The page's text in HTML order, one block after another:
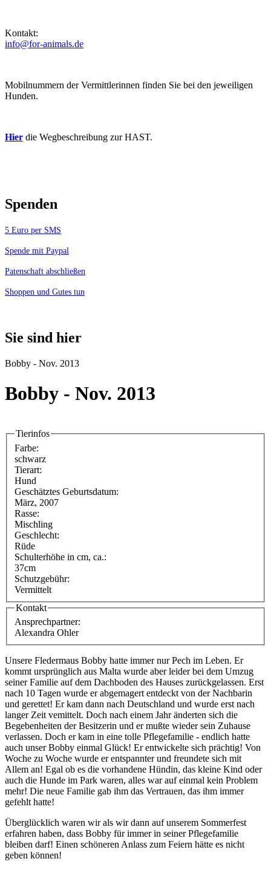
Kontakt:
info@for-animals.de
Mobilnummern der Vermittlerinnen finden Sie bei den jeweiligen
Hunden.
Hier die Wegbeschreibung zur HAST.
Spenden
5 Euro per SMS
Spende mit Paypal
Patenschaft abschließen
Shoppen und Gutes tun
Sie sind hier
Bobby - Nov. 2013
Bobby - Nov. 2013
Tierinfos
Farbe:
schwarz
Tierart:
Hund
Geschätztes Geburtsdatum:
März, 2007
Rasse:
Mischling
Geschlecht:
Rüde
Schulterhöhe in cm, ca.:
37cm
Schutzgebühr:
Vermittelt
Kontakt
Ansprechpartner:
Alexandra Ohler
Unsere Fledermaus Bobby hatte immer nur Pech im Leben. Er
kommt ursprünglich aus Malta wurde aber leider bei dem Umzug
seiner Familie auf dem Dachboden des Hauses zurückgelassen. Erst
nach 10 Tagen wurde er abgemagert entdeckt von der Nachbarin
und gerettet! Er kam dann nach Deutschland und wurde erst nach
langer Zeit vemittelt. Doch nach einem Jahr änderten sich die
Begebenheiten der Besitzerin und er mußte wieder sein Zuhause
verlassen. Doch er kam in eine tolle Pflegefamilie - endlich hatte
auch unser Bobby einmal Glück! Er entwickelte sich prächtig! Von
Woche zu Woche wurde er entspannter und freundete sich mit
Allem an! Egal ob es die vorhandene Hündin, das kleine Kind oder
auch die Hunde im Park waren, alles war auf einmal kein Problem
mehr! Die neue Familie gab ihm das Vertrauen, das ihm immer
gefehlt hatte!
Überglücklich waren wir als wir dann auf unserem Sommerfest
erfahren haben, dass Bobby für immer in seiner Pflegefamilie
bleiben darf! Einen schöneren Anlass zum Feiern hätte es nicht
geben können!